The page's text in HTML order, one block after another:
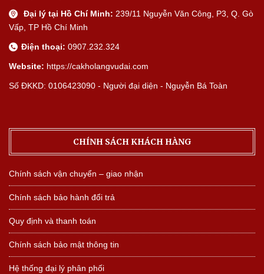
Đại lý tại Hồ Chí Minh: 239/11 Nguyễn Văn Công, P3, Q. Gò
Vấp, TP Hồ Chí Minh
Điện thoại: 0907.232.324
Website: https://cakholangvudai.com
Số ĐKKD: 0106423090 - Người đại diện - Nguyễn Bá Toàn
CHÍNH SÁCH KHÁCH HÀNG
Chính sách vận chuyển – giao nhận
Chính sách bảo hành đổi trả
Quy định và thanh toán
Chính sách bảo mật thông tin
Hệ thống đại lý phân phối